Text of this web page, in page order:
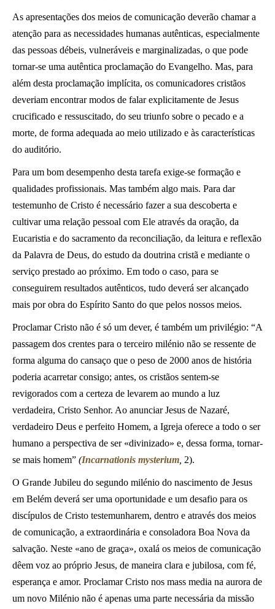
As apresentações dos meios de comunicação deverão chamar a
atenção para as necessidades humanas autênticas, especialmente
das pessoas débeis, vulneráveis e marginalizadas, o que pode
tornar-se uma autêntica proclamação do Evangelho. Mas, para
além desta proclamação implícita, os comunicadores cristãos
deveriam encontrar modos de falar explicitamente de Jesus
crucificado e ressuscitado, do seu triunfo sobre o pecado e a
morte, de forma adequada ao meio utilizado e às características
do auditório.
Para um bom desempenho desta tarefa exige-se formação e
qualidades profissionais. Mas também algo mais. Para dar
testemunho de Cristo é necessário fazer a sua descoberta e
cultivar uma relação pessoal com Ele através da oração, da
Eucaristia e do sacramento da reconciliação, da leitura e reflexão
da Palavra de Deus, do estudo da doutrina cristã e mediante o
serviço prestado ao próximo. Em todo o caso, para se
conseguirem resultados autênticos, tudo deverá ser alcançado
mais por obra do Espírito Santo do que pelos nossos meios.
Proclamar Cristo não é só um dever, é também um privilégio: “A
passagem dos crentes para o terceiro milénio não se ressente de
forma alguma do cansaço que o peso de 2000 anos de história
poderia acarretar consigo; antes, os cristãos sentem-se
revigorados com a certeza de levarem ao mundo a luz
verdadeira, Cristo Senhor. Ao anunciar Jesus de Nazaré,
verdadeiro Deus e perfeito Homem, a Igreja oferece a todo o ser
humano a perspectiva de ser «divinizado» e, dessa forma, tornar-
se mais homem” (Incarnationis mysterium 2).
O Grande Jubileu do segundo milénio do nascimento de Jesus
em Belém deverá ser uma oportunidade e um desafio para os
discípulos de Cristo testemunharem, dentro e através dos meios
de comunicação, a extraordinária e consoladora Boa Nova da
salvação. Neste «ano de graça», oxalá os meios de comunicação
dêem voz ao próprio Jesus, de maneira clara e jubilosa, com fé,
esperança e amor. Proclamar Cristo nos mass media na aurora de
um novo Milénio não é apenas uma parte necessária da missão